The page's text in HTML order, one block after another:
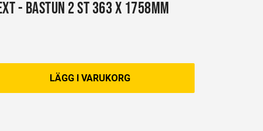
- Bastun 2 st 363 x 1758mm
LÄGG I VARUKORG